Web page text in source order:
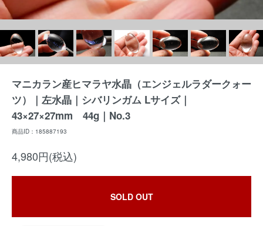
マニカラン産ヒマラヤ水晶（エンジェルラダークォー
ツ）｜左水晶｜シバリンガム Lサイズ｜
43×27×27mm 44g｜No.3
商品ID：185887193
4,980円(税込)
SOLD OUT